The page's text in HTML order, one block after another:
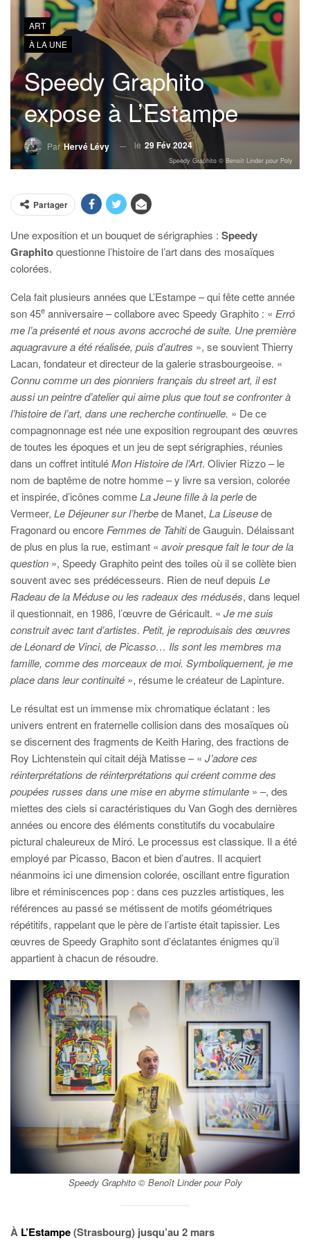
ART
À LA UNE
Speedy Graphito
expose à L’Estampe
Par Hervé Lévy le 29 Fév 2024
Speedy Graphito © Benoît Linder pour Poly
Partager
Une exposition et un bouquet de sérigraphies : Speedy
Graphitoquestionne l’histoire de l’art dans des mosaïques
colorées.
Cela fait plusieurs années que L’Estampe – qui fête cette année
son 45e anniversaire – collabore avec Speedy Graphito : « Erró
me l’a présenté et nous avons accroché de suite. Une première
aquagravure a été réalisée, puis d’autres », se souvient Thierry
Lacan, fondateur et directeur de la galerie strasbourgeoise. «
Connu comme un des pionniers français du street art, il est
aussi un peintre d’atelier qui aime plus que tout se confronter à
l’histoire de l’art, dans une recherche continuelle. » De ce
compagnonnage est née une exposition regroupant des œuvres
de toutes les époques et un jeu de sept sérigraphies, réunies
dans un coffret intituléMon Histoire de l’Art. Olivier Rizzo – le
nom de baptême de notre homme – y livre sa version, colorée
et inspirée, d’icônes commeLa Jeune fille à la perlede
Vermeer, Le Déjeuner sur l’herbede Manet, La Liseusede
Fragonard ou encore Femmes de Tahitide Gauguin. Délaissant
de plus en plus la rue, estimant « avoir presque fait le tour de la
question », Speedy Graphito peint des toiles où il se collète bien
souvent avec ses prédécesseurs. Rien de neuf depuis Le
Radeau de la Méduse ou les radeaux des médusés, dans lequel
il questionnait, en 1986, l’œuvre de Géricault. « Je me suis
construit avec tant d’artistes. Petit, je reproduisais des œuvres
de Léonard de Vinci, de Picasso… Ils sont les membres ma
famille, comme des morceaux de moi. Symboliquement, je me
place dans leur continuité », résume le créateur de Lapinture.
Le résultat est un immense mix chromatique éclatant : les
univers entrent en fraternelle collision dans des mosaïques où
se discernent des fragments de Keith Haring, des fractions de
Roy Lichtenstein qui citait déjà Matisse – « J’adore ces
réinterprétations de réinterprétations qui créent comme des
poupées russes dans une mise en abyme stimulante » –, des
miettes des ciels si caractéristiques du Van Gogh des dernières
années ou encore des éléments constitutifs du vocabulaire
pictural chaleureux de Miró. Le processus est classique. Il a été
employé par Picasso, Bacon et bien d’autres. Il acquiert
néanmoins ici une dimension colorée, oscillant entre figuration
libre et réminiscences pop : dans ces puzzles artistiques, les
références au passé se métissent de motifs géométriques
répétitifs, rappelant que le père de l’artiste était tapissier. Les
œuvres de Speedy Graphito sont d’éclatantes énigmes qu’il
appartient à chacun de résoudre.
Speedy Graphito © Benoît Linder pour Poly
À L’Estampe(Strasbourg) jusqu’au 2 mars